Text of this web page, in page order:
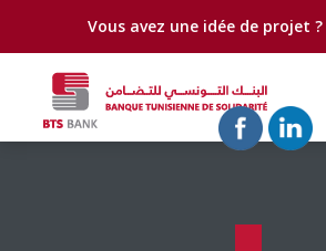
Vous avez une idée de projet ?